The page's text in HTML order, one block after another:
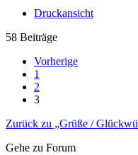
Druckansicht
58 Beiträge
Vorherige
1
2
3
Zurück zu „Grüße /
Gehe zu Forum